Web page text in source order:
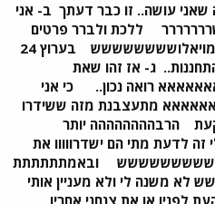
שאני עושה.. זו כבר דעתך ב- אני
ללכת ולברר פרטים
מויאלושששששששש
בערוץ 24
ג- אז זהו שאת
רואה נכון..
כי אני
מתעצבנת מזה ששידרו
הרבהההההההה יותר
לדעת מתי הם ישדרווווו את
ובאמתתתתתת
משנה לי ולא מעניין אותי
לפניו או את צנחני אחריו..